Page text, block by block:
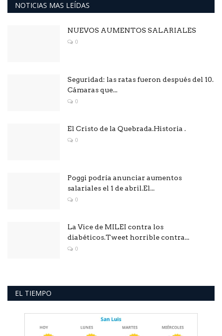
NOTICIAS MAS LEÍDAS
NUEVOS AUMENTOS SALARIALES
0
Seguridad: las ratas fueron después del 10.
Cámaras que...
0
El Cristo de la Quebrada.Historia .
0
Poggi podría anunciar aumentos
salariales el 1 de abril.El...
0
La Vice de MILEI contra los
diabéticos.Tweet horrible contra...
0
EL TIEMPO